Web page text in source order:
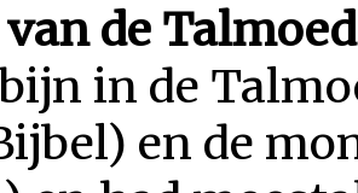
de Talmoed
in de
en de